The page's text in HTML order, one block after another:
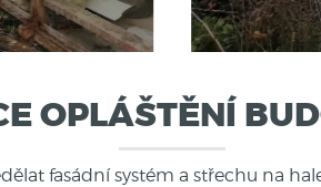
OPLÁŠTĚNÍ
fasádní systém a střechu na